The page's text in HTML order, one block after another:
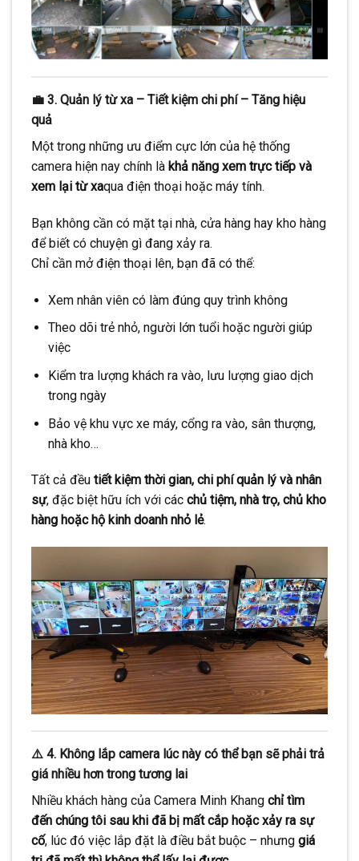
💼 3. Quản lý từ xa – Tiết kiệm chi phí – Tăng hiệu
quả
Một trong những ưu điểm cực lớn của hệ thống
camera hiện nay chính là khả năng xem trực tiếp và
xem lại từ xaqua điện thoại hoặc máy tính.
Bạn không cần có mặt tại nhà, cửa hàng hay kho hàng
để biết có chuyện gì đang xảy ra.
Chỉ cần mở điện thoại lên, bạn đã có thể:
Xem nhân viên có làm đúng quy trình không
Theo dõi trẻ nhỏ, người lớn tuổi hoặc người giúp
việc
Kiểm tra lượng khách ra vào, lưu lượng giao dịch
trong ngày
Bảo vệ khu vực xe máy, cổng ra vào, sân thượng,
nhà kho…
Tất cả đều tiết kiệm thời gian, chi phí quản lý và nhân
sự, đặc biệt hữu ích với các chủ tiệm, nhà trọ, chủ kho
hàng hoặc hộ kinh doanh nhỏ lẻ.
⚠️ 4. Không lắp camera lúc này có thể bạn sẽ phải trả
giá nhiều hơn trong tương lai
Nhiều khách hàng của Camera Minh Khang chỉ tìm
đến chúng tôi sau khi đã bị mất cắp hoặc xảy ra sự
cố, lúc đó việc lắp đặt là điều bắt buộc – nhưng giá